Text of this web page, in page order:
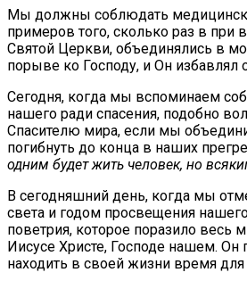
Мы должны соблюдать
примеров того, сколько раз в при
Святой Церкви, объединялись в
порыве ко Господу, и Он избавлял
Сегодня, когда мы вспоминаем
нашего ради спасения, подобно
Спасителю мира, если мы
погибнуть до конца в наших
одним будет жить человек, но
В сегодняшний день, когда мы
света и годом просвещения
поветрия, которое поразило весь
Иисусе Христе, Господе нашем.
находить в своей жизни время